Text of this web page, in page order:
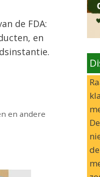
de FDA:
en
en andere